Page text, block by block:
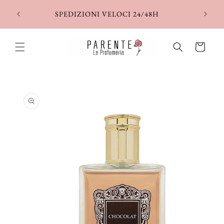
direttamente
SPEDIZIONI VELOCI 24/48H
Carrello
informazioni
sul prodotto